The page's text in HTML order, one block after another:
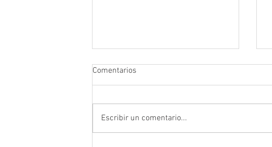
Comentarios
Escribir un comentario...